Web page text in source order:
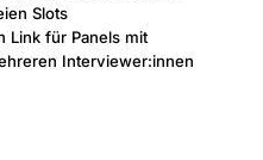
Slots
Link für Panels mit
Interviewer:innen